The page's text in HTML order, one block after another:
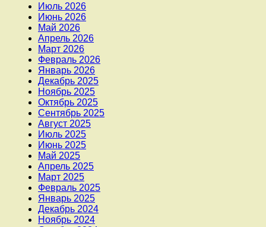
Июль 2026
Июнь 2026
Май 2026
Апрель 2026
Март 2026
Февраль 2026
Январь 2026
Декабрь 2025
Ноябрь 2025
Октябрь 2025
Сентябрь 2025
Август 2025
Июль 2025
Июнь 2025
Май 2025
Апрель 2025
Март 2025
Февраль 2025
Январь 2025
Декабрь 2024
Ноябрь 2024